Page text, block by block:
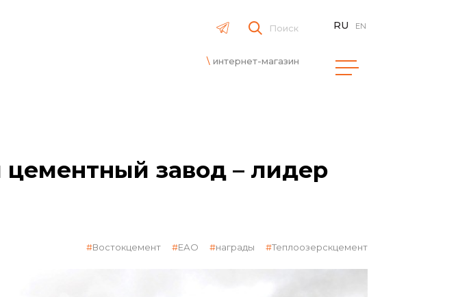
Поиск
интернет-магазин
RU EN
цементный завод – лидер
Востокцемент ЕАО награды Теплоозерскцемент